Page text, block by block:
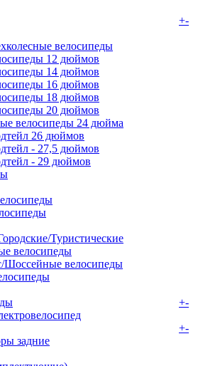
+-
велосипеды
12 дюймов
14 дюймов
16 дюймов
18 дюймов
20 дюймов
велосипеды 24 дюйма
26 дюймов
- 27,5 дюймов
- 29 дюймов
Туристические
велосипеды
Шоссейные велосипеды
+-
+-
задние